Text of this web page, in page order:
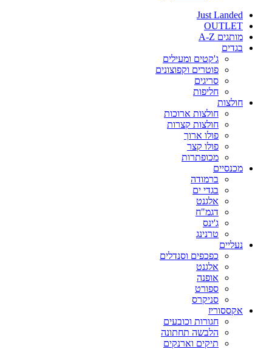
Just Landed
OUTLET
מותגים A-Z
בגדים
ג'קטים ומעילים
פוטרים וקפוצונים
סריגים
חליפות
חולצות
חולצות ארוכות
חולצות קצרות
פולו ארוך
פולו קצר
מכופתרות
מכנסיים
ברמודה
בגדי ים
אלגנט
דגמ"ח
ג'ינס
טרנינג
נעליים
כפכפים וסנדלים
אלגנט
אופנה
ספורט
סניקרס
אקססוריז
חגורות וכובעים
הלבשה תחתונה
תיקים וארנקים